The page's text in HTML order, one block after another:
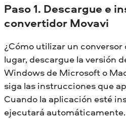
Paso 1. Descargue e
convertidor Movavi
¿Cómo utilizar un
lugar, descargue la versión
Windows de Microsoft o
siga las instrucciones que
Cuando la aplicación esté
ejecutará automáticamente.